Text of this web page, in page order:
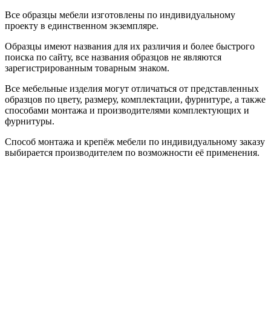
Все образцы мебели изготовлены по индивидуальному
проекту в единственном экземпляре.
Образцы имеют названия для их различия и более быстрого
поиска по сайту, все названия образцов не являются
зарегистрированным товарным знаком.
Все мебельные изделия могут отличаться от представленных
образцов по цвету, размеру, комплектации, фурнитуре, а также
способами монтажа и производителями комплектующих и
фурнитуры.
Способ монтажа и крепёж мебели по индивидуальному заказу
выбирается производителем по возможности её применения.